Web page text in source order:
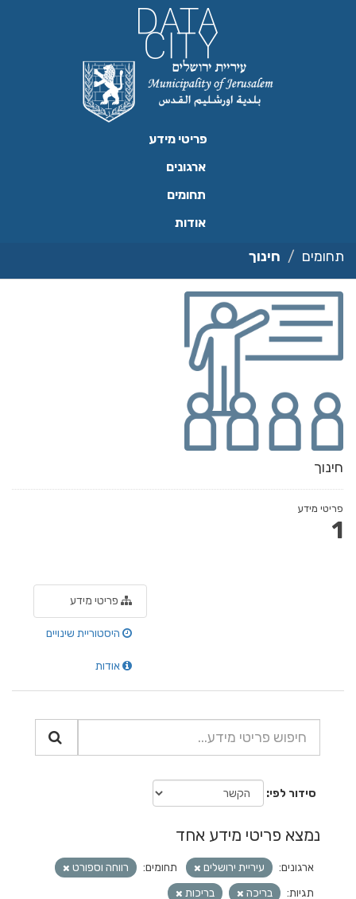
פריטי מידע
ארגונים
תחומים
אודות
תחומים חינוך
חינוך
פריטי מידע
1
פריטי מידע
היסטוריית שינויים
אודות
סידור לפי
נמצא פריטי מידע אחד
ארגונים: עיריית ירושלים תחומים:
רווחה וספורט
תגיות:
בריכה
בריכות